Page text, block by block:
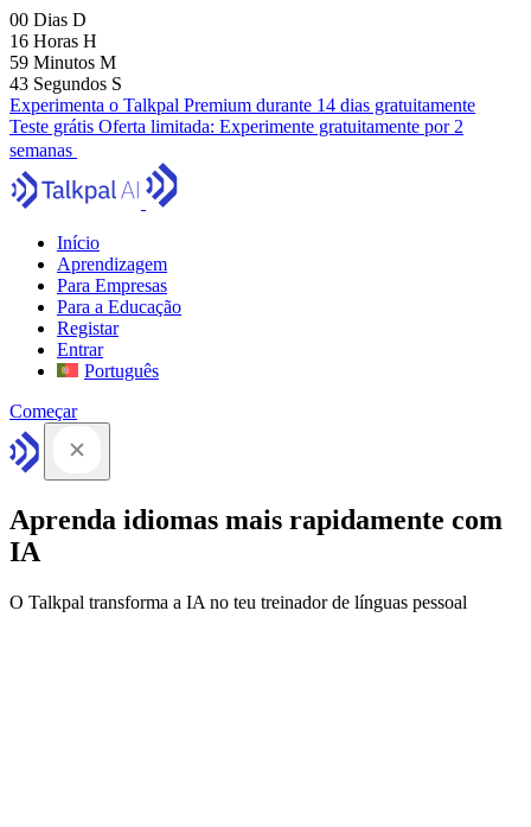
00 Dias D
16 Horas H
59 Minutos M
41 Segundos S
Experimenta o Talkpal Premium durante 14 dias gratuitamente
Teste grátis Oferta limitada: Experimente gratuitamente por 2
semanas
Início
Aprendizagem
Para Empresas
Para a Educação
Registar
Entrar
Português
Começar
Aprenda idiomas mais rapidamente com
IA
O Talkpal transforma a IA no teu treinador de línguas pessoal